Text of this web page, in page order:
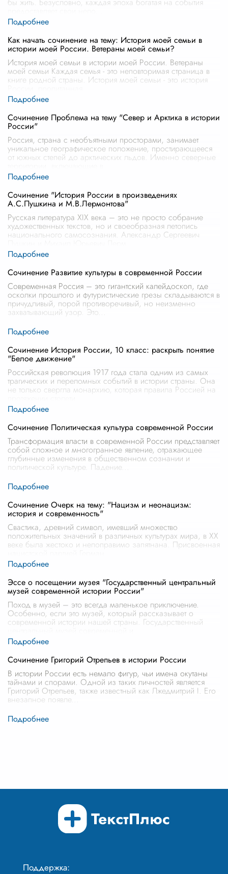
Как начать сочинение на тему: История моей семьи в
истории моей России. Ветераны моей семьи?
История моей семьи в истории моей России. Ветераны
моей семьи Каждая семья - это неповторимая страница в
книге родной страны. История моей семьи - это история
Сочинение Проблема на тему "Север и Арктика в истории
России"
Россия, страна с необъятными просторами, занимает
уникальное географическое положение, простирающееся
от южных степей до арктических льдов. Именно северные
Сочинение "История России в произведениях
А.С.Пушкина и М.В.Лермонтова"
Русская литература XIX века – это не просто собрание
художественных текстов, но и своеобразная летопись
национального самосознания. Александр Сергеевич
Сочинение Развитие культуры в современной России
Современная Россия – это гигантский калейдоскоп, где
осколки прошлого и футуристические грезы складываются в
причудливый, порой противоречивый, но неизменно
захватывающий узор. Это
Сочинение История России, 10 класс: раскрыть понятие
"Белое движение"
Российская революция 1917 года стала одним из самых
трагических и переломных событий в истории страны. Она
не только свергла монархию, которая правила Россией на
Сочинение Политическая культура современной России
Трансформация власти в современной России представляет
собой сложное и многогранное явление, отражающее
глубинные изменения в общественном сознании и
политической культуре. Падение
Сочинение Очерк на тему: "Нацизм и неонацизм:
история и современность"
Свастика, древний символ, имевший множество
положительных значений в различных культурах мира, в XX
веке была жестоко и непоправимо запятнана. Присвоенная
Эссе о посещении музея "Государственный центральный
музей современной истории России"
Поход в музей – это всегда маленькое приключение.
Особенно, если это музей, который рассказывает о
современной истории нашей страны. Государственный
Сочинение Григорий Отрепьев в истории России
В истории России есть немало фигур, чьи имена окутаны
тайнами и спорами. Одной из таких личностей является
Григорий Отрепьев, также известный как Лжедмитрий I. Его
внезапное появле
Поддержка: